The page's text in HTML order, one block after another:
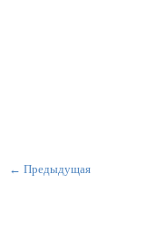
← Предыдущая